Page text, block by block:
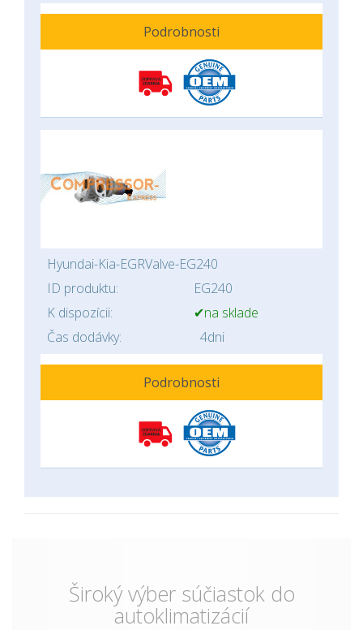
Podrobnosti
Hyundai-Kia-EGRValve-EG240
ID produktu:
EG240
K dispozícii:
✔na sklade
Čas dodávky:
4dni
Podrobnosti
Široký výber súčiastok do
autoklimatizácií